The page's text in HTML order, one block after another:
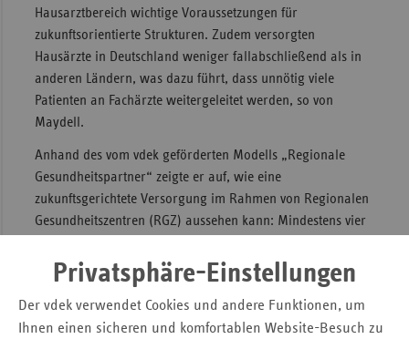
Privatsphäre-Einstellungen
Der vdek verwendet Cookies und andere Funktionen, um
Ihnen einen sicheren und komfortablen Website-Besuch zu
Hausarztbereich wichtige Voraussetzungen für
zukunftsorientierte Strukturen. Zudem versorgten
Hausärzte in Deutschland weniger fallabschließend als in
anderen Ländern, was dazu führt, dass unnötig viele
Patienten an Fachärzte weitergeleitet werden, so von
Maydell.
Anhand des vom vdek geförderten Modells „Regionale
Gesundheitspartner“ zeigte er auf, wie eine
zukunftsgerichtete Versorgung im Rahmen von Regionalen
Gesundheitszentren (RGZ) aussehen kann: Mindestens vier
Gesundheitsprofessionen sowie nichtärztliches
Fachpersonal, wie zum Beispiel Physician Assistents
(medizinische Ausbildung mit Hochschulabschluss). Dies
führe zu einer fachübergreifenden, koordinierten